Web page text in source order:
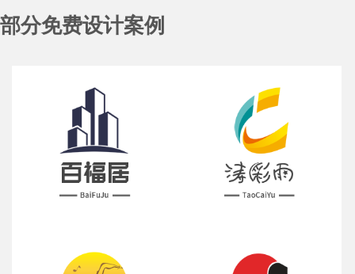
部分免费设计案例